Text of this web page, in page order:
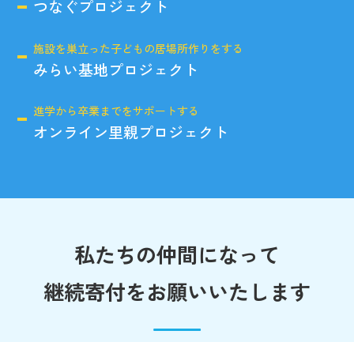
つなぐプロジェクト
施設を巣立った子どもの居場所作りをする
みらい基地プロジェクト
進学から卒業までをサポートする
オンライン里親プロジェクト
私たちの仲間になって
継続寄付をお願いいたします